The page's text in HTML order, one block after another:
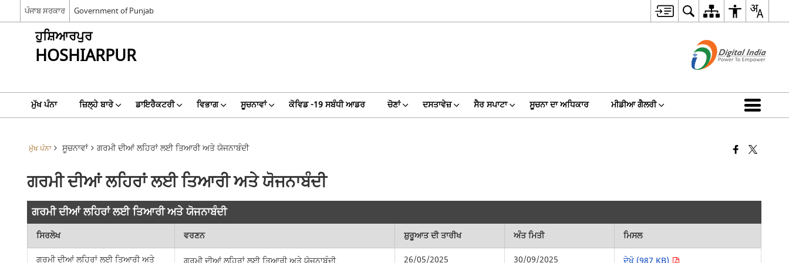
ਪੰਜਾਬ ਸਰਕਾਰ Government of Punjab
ਹੁਸ਼ਿਆਰਪੁਰ
HOSHIARPUR
ਮੁੱਖ ਪੰਨਾ ਜ਼ਿਲ੍ਹੇ ਬਾਰੇ ਡਾਇਰੈਕਟਰੀ ਵਿਭਾਗ ਸੂਚਨਾਵਾਂ ਕੋਵਿਡ -19 ਸਬੰਧੀ ਆਡਰ ਚੋਣਾਂ ਦਸਤਾਵੇਜ਼ ਸੈਰ ਸਪਾਟਾ ਸੂਚਨਾ ਦਾ ਅਧਿਕਾਰ ਮੀਡੀਆ ਗੈਲਰੀ
ਮੁੱਖ ਪੰਨਾ ਸੂਚਨਾਵਾਂ ਗਰਮੀ ਦੀਆਂ ਲਹਿਰਾਂ ਲਈ ਤਿਆਰੀ ਅਤੇ ਯੋਜਨਾਬੰਦੀ
ਗਰਮੀ ਦੀਆਂ ਲਹਿਰਾਂ ਲਈ ਤਿਆਰੀ ਅਤੇ ਯੋਜਨਾਬੰਦੀ
ਗਰਮੀ ਦੀਆਂ ਲਹਿਰਾਂ ਲਈ ਤਿਆਰੀ ਅਤੇ ਯੋਜਨਾਬੰਦੀ
ਸਿਰਲੇਖ ਵਰਣਨ ਸ਼ੁਰੂਆਤ ਦੀ ਤਾਰੀਖ ਅੰਤ ਮਿਤੀ
ਮਿਸਲ
ਗਰਮੀ ਦੀਆਂ ਲਹਿਰਾਂ ਲਈ ਤਿਆਰੀ ਅਤੇ
26/05/2025 30/09/2025